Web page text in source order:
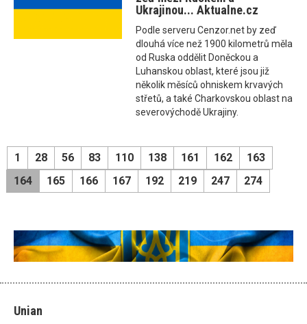
Ukrajinou... Aktualne.cz
Podle serveru Cenzor.net by zeď
dlouhá více než 1900 kilometrů měla
od Ruska oddělit Doněckou a
Luhanskou oblast, které jsou již
několik měsíců ohniskem krvavých
střetů, a také Charkovskou oblast na
severovýchodě Ukrajiny.
1 28 56 83 110 138 161 162
163
164
165 166 167 192 219 247 274
Unian